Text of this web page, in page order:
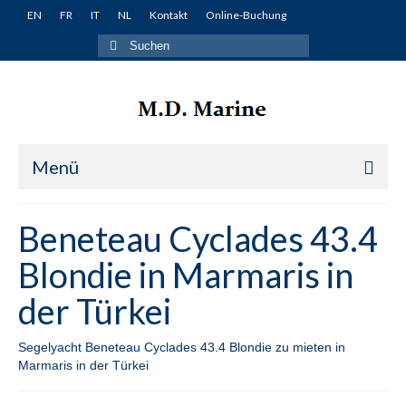
EN FR IT NL Kontakt Online-Buchung
Suche
nach:
Menü
Yachten
Türkei
Fethiye
Lagoon 380 Miko in Fethiye in der Türkei
Beneteau Cyclades 43.4
Blondie in Marmaris in
der Türkei
Segelyacht Beneteau Cyclades 43.4 Blondie zu mieten in
Marmaris in der Türkei